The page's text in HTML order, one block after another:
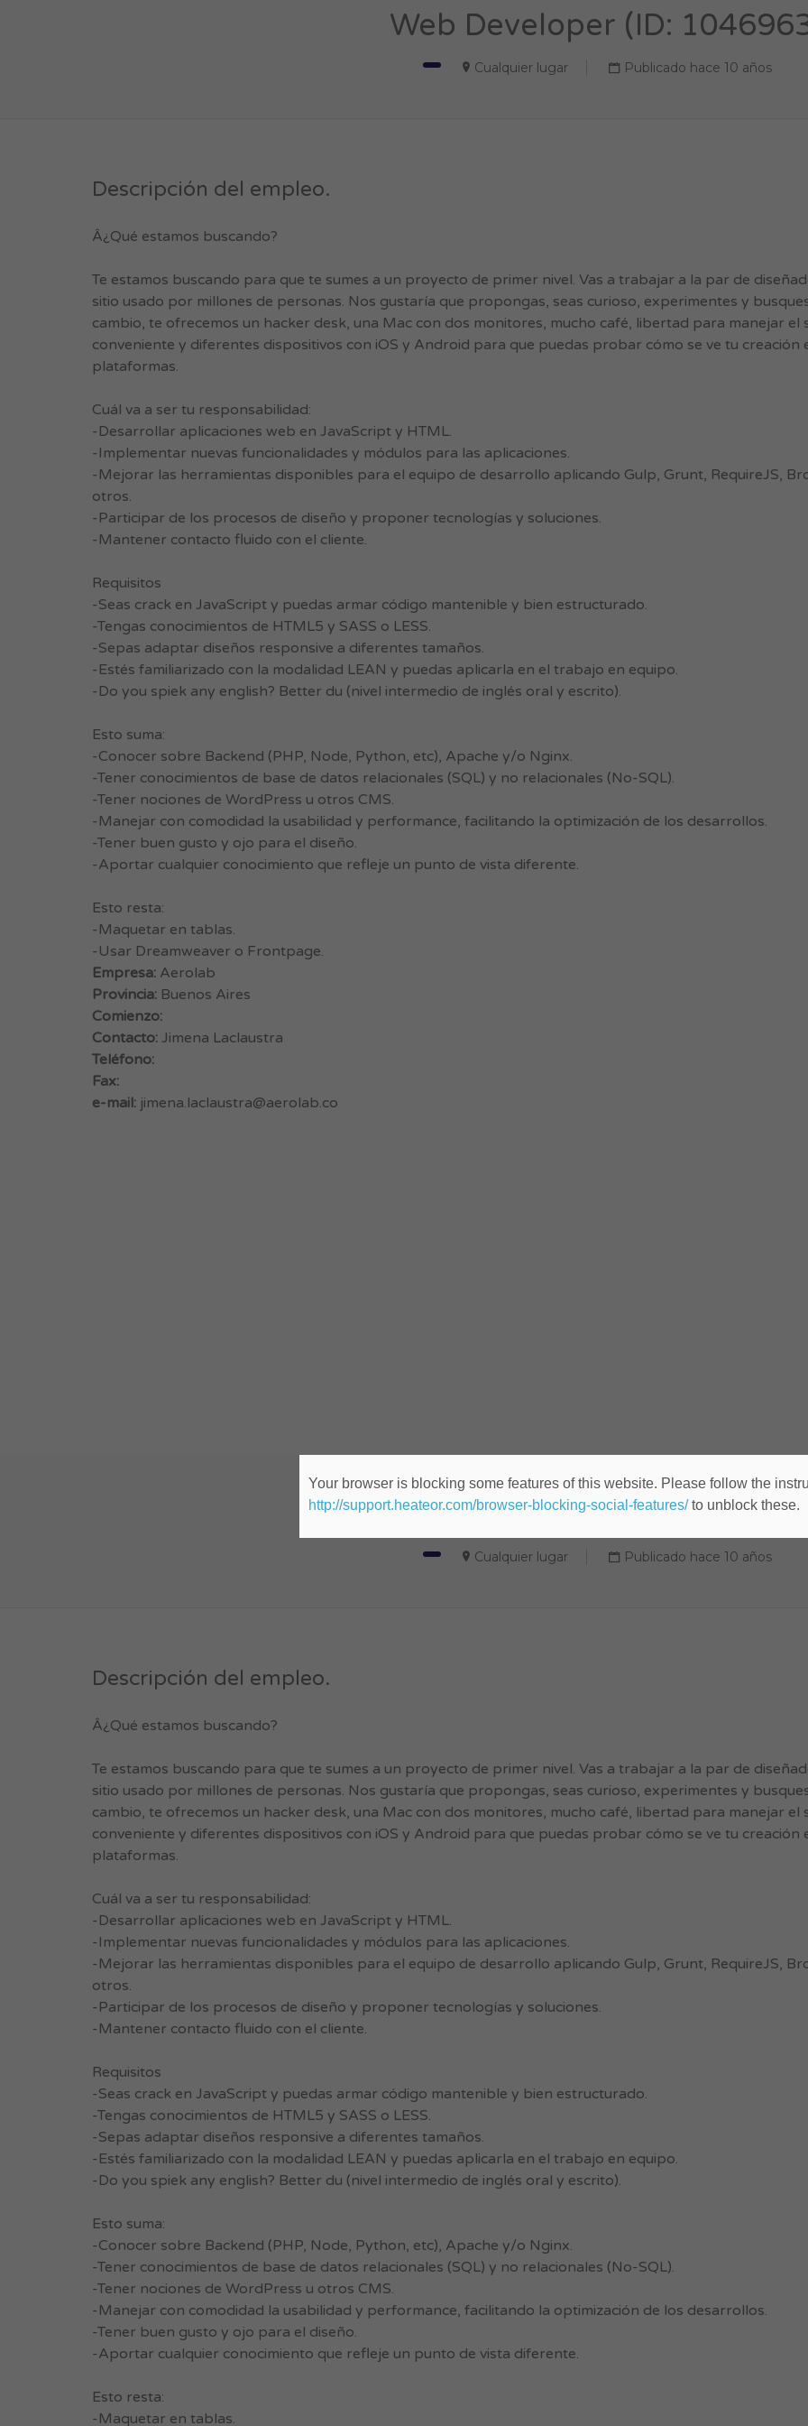
Web Developer (ID:
Cualquier lugar Publicado hace 10 años
Descripción del empleo.
Â¿Qué estamos buscando?
Te estamos buscando para que te sumes a un proyecto de primer nivel. Vas a trabajar a la par de
sitio usado por millones de personas. Nos gustaría que propongas, seas curioso, experimentes y
cambio, te ofrecemos un hacker desk, una Mac con dos monitores, mucho café, libertad para manejar el
conveniente y diferentes dispositivos con iOS y Android para que puedas probar cómo se ve tu creación
plataformas.
Cuál va a ser tu responsabilidad:
-Desarrollar aplicaciones web en JavaScript y HTML.
-Implementar nuevas funcionalidades y módulos para las aplicaciones.
-Mejorar las herramientas disponibles para el equipo de desarrollo aplicando Gulp, Grunt, RequireJS,
otros.
-Participar de los procesos de diseño y proponer tecnologías y soluciones.
-Mantener contacto fluido con el cliente.
Requisitos
-Seas crack en JavaScript y puedas armar código mantenible y bien estructurado.
-Tengas conocimientos de HTML5 y SASS o LESS.
-Sepas adaptar diseños responsive a diferentes tamaños.
-Estés familiarizado con la modalidad LEAN y puedas aplicarla en el trabajo en equipo.
-Do you spiek any english? Better du (nivel intermedio de inglés oral y escrito).
Esto suma:
-Conocer sobre Backend (PHP, Node, Python, etc), Apache y/o Nginx.
-Tener conocimientos de base de datos relacionales (SQL) y no relacionales (No-SQL).
-Tener nociones de WordPress u otros CMS.
-Manejar con comodidad la usabilidad y performance, facilitando la optimización de los desarrollos.
-Tener buen gusto y ojo para el diseño.
-Aportar cualquier conocimiento que refleje un punto de vista diferente.
Esto resta:
-Maquetar en tablas.
-Usar Dreamweaver o Frontpage.
Empresa: Aerolab
Provincia: Buenos Aires
Comienzo:
Contacto: Jimena Laclaustra
Teléfono:
Fax:
e-mail: jimena.laclaustra@aerolab.co
Web Developer (ID: 1046963)
Cualquier lugar Publicado hace 10 años
Descripción del empleo.
Â¿Qué estamos buscando?
Te estamos buscando para que te sumes a un proyecto de primer nivel. Vas a trabajar a la par de
sitio usado por millones de personas. Nos gustaría que propongas, seas curioso, experimentes y
cambio, te ofrecemos un hacker desk, una Mac con dos monitores, mucho café, libertad para manejar el
conveniente y diferentes dispositivos con iOS y Android para que puedas probar cómo se ve tu creación
plataformas.
Cuál va a ser tu responsabilidad:
-Desarrollar aplicaciones web en JavaScript y HTML.
-Implementar nuevas funcionalidades y módulos para las aplicaciones.
-Mejorar las herramientas disponibles para el equipo de desarrollo aplicando Gulp, Grunt, RequireJS,
otros.
-Participar de los procesos de diseño y proponer tecnologías y soluciones.
-Mantener contacto fluido con el cliente.
Requisitos
-Seas crack en JavaScript y puedas armar código mantenible y bien estructurado.
-Tengas conocimientos de HTML5 y SASS o LESS.
-Sepas adaptar diseños responsive a diferentes tamaños.
-Estés familiarizado con la modalidad LEAN y puedas aplicarla en el trabajo en equipo.
-Do you spiek any english? Better du (nivel intermedio de inglés oral y escrito).
Esto suma:
-Conocer sobre Backend (PHP, Node, Python, etc), Apache y/o Nginx.
-Tener conocimientos de base de datos relacionales (SQL) y no relacionales (No-SQL).
-Tener nociones de WordPress u otros CMS.
-Manejar con comodidad la usabilidad y performance, facilitando la optimización de los desarrollos.
-Tener buen gusto y ojo para el diseño.
-Aportar cualquier conocimiento que refleje un punto de vista diferente.
Esto resta:
-Maquetar en tablas.
Your browser is blocking some features of this website. Please follow the
http://support.heateor.com/browser-blocking-social-features/to unblock these.